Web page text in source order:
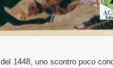
1448, uno scontro poco